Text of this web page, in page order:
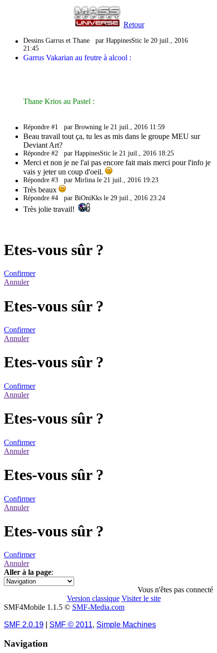
Retour
Dessins Garrus et Thane par HappinesStic le 20 juil., 2016
21:45
Garrus Vakarian au feutre à alcool :
Thane Krios au Pastel :
Répondre #1 par Browning le 21 juil., 2016 11:59
Beau travail tout ça, tu les as mis dans le groupe MEU sur
Deviant Art?
Répondre #2 par HappinesStic le 21 juil., 2016 18:25
Merci et non je ne l'ai pas encore fait mais merci pour l'info je
vais y jeter un coup d'oeil.
Répondre #3 par Mirlina le 21 juil., 2016 19:23
Très beaux
Répondre #4 par BiOniKks le 29 juil., 2016 23:24
Très jolie travail!
Etes-vous sûr ?
Confirmer
Annuler
Etes-vous sûr ?
Confirmer
Annuler
Etes-vous sûr ?
Confirmer
Annuler
Etes-vous sûr ?
Confirmer
Annuler
Etes-vous sûr ?
Confirmer
Annuler
Etes-vous sûr ?
Confirmer
Annuler
Aller à la page:
1
Vous n'êtes pas connecté
Version classique Visiter le site
SMF4Mobile 1.1.5 © SMF-Media.com
SMF 2.0.19 SMF © 2011, Simple Machines
Navigation